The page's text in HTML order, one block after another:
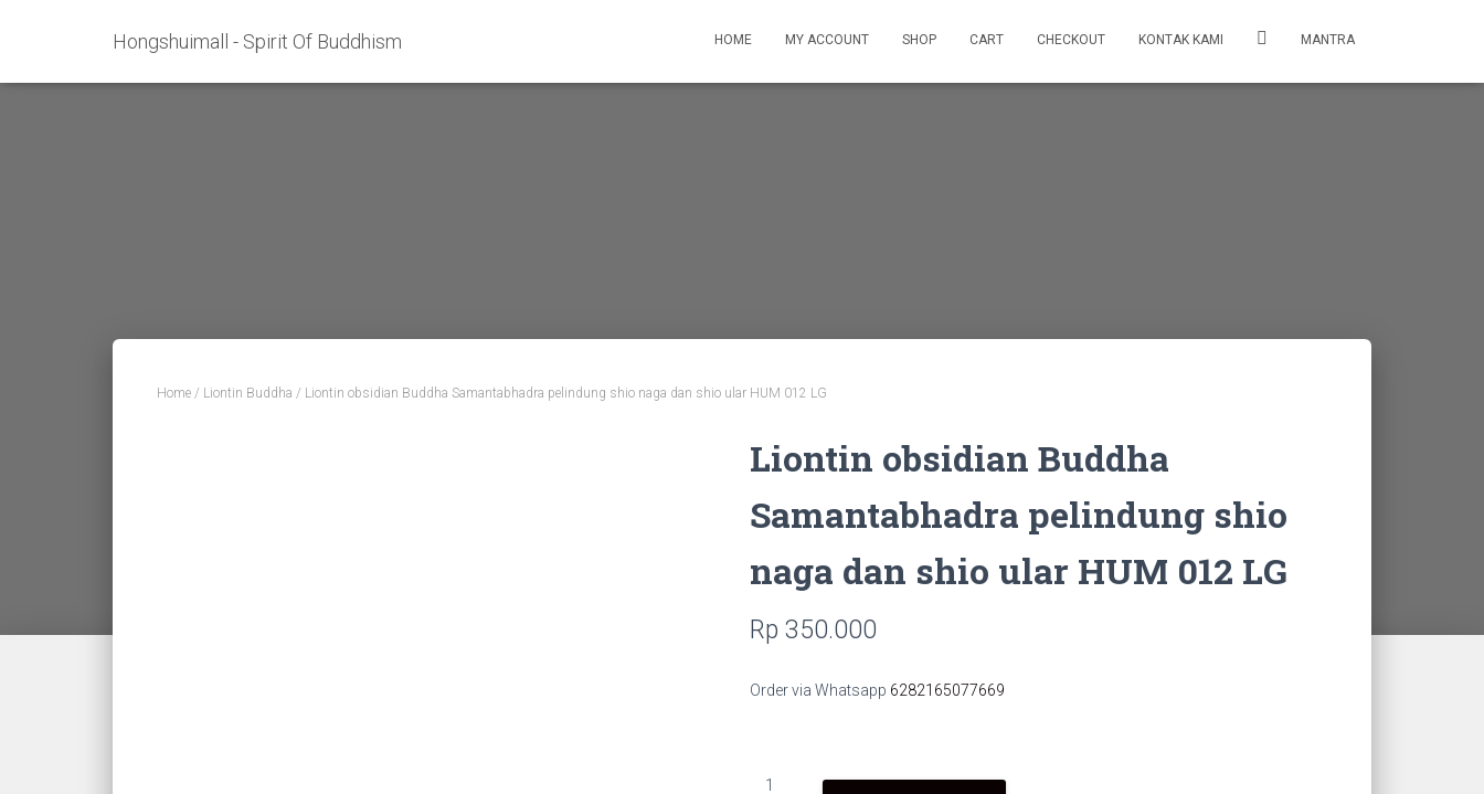
Hongshuimall - Spirit Of Buddhism HOME MY ACCOUNT SHOP CART CHECKOUT KONTAK KAMI MANTRA
Home / Liontin Buddha / Liontin obsidian Buddha Samantabhadra pelindung shio naga dan shio ular HUM 012 LG
Liontin obsidian Buddha
Samantabhadra pelindung shio
naga dan shio ular HUM 012 LG
Rp 350.000
Order via Whatsapp 6282165077669
Liontin